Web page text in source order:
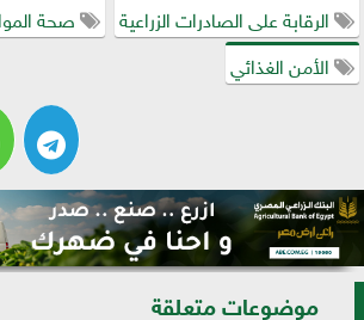
الرقابة على الصادرات الزراعية
صحة
الأمن الغذائي
موضوعات متعلقة